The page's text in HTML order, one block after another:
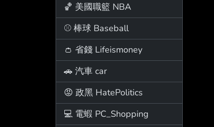
🏀 美國職籃 NBA
⚾ 棒球 Baseball
👛 省錢 Lifeismoney
🚗 汽車 car
😡 政黑 HatePolitics
💻 電蝦 PC_Shopping